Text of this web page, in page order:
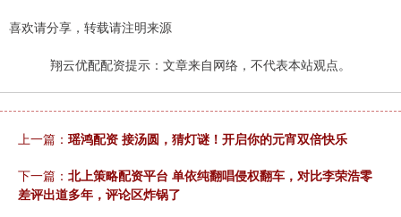
喜欢请分享，转载请注明来源
翔云优配配资提示：文章来自网络，不代表本站观点。
上一篇： 瑶鸿配资 接汤圆，猜灯谜！开启你的元宵双倍快乐
下一篇： 北上策略配资平台 单依纯翻唱侵权翻车，对比李荣浩零
差评出道多年，评论区炸锅了